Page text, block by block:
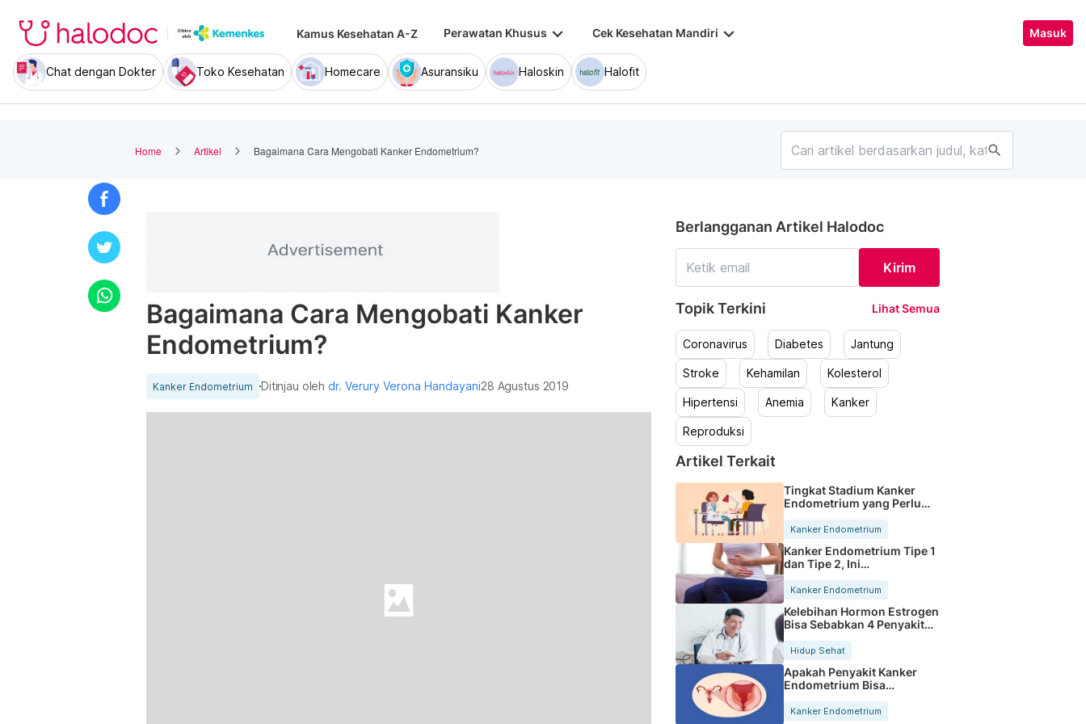
Kamus Kesehatan A-Z Perawatan Khusus keyboard_arrow_down Cek Kesehatan Mandiri keyboard_arrow_down Masuk
Chat dengan Dokter Toko Kesehatan Homecare Asuransiku Haloskin Halofit
Home Artikel Bagaimana Cara Mengobati Kanker Endometrium? search
Bagaimana Cara Mengobati Kanker
Endometrium?
Kanker Endometrium Ditinjau olehdr. Verury Verona Handayani28 Agustus 2019
Berlangganan Artikel Halodoc
Kirim
Topik Terkini Lihat Semua
Coronavirus Diabetes Jantung
Stroke Kehamilan Kolesterol
Hipertensi Anemia Kanker
Reproduksi
Artikel Terkait
Tingkat Stadium Kanker
Endometrium yang Perlu
Kanker Endometrium
Kanker Endometrium Tipe 1
dan Tipe 2, Ini
Perbedaannya
Kanker Endometrium
Kelebihan Hormon Estrogen
Bisa Sebabkan 4 Penyakit
Hidup Sehat
Apakah Penyakit Kanker
Endometrium Bisa
Kanker Endometrium